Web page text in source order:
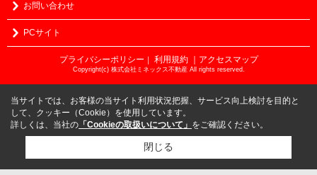
お問い合わせ
PCサイト
プライバシーポリシー 利用規約 ｜アクセスマップ
Copyright(c) 株式会社ミネックス不動産 All rights reserved.
当サイトでは、お客様の当サイト利用状況把握、サービス向上検討を目的と
して、クッキー（Cookie）を使用しています。
詳しくは、当社の 「Cookieの取扱いについて」 をご確認ください。
閉じる